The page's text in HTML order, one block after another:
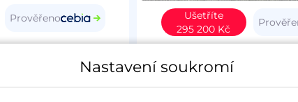
Prověřeno
Ušetříte
295 200 Kč
Škoda Superb IV
L&K
Nastavení soukromí